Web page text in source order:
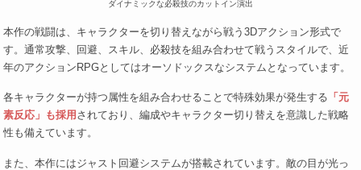
ダイナミックな必殺技のカットイン演出
本作の戦闘は、キャラクターを切り替えながら戦う3Dアクション形式で
す。通常攻撃、回避、スキル、必殺技を組み合わせて戦うスタイルで、近
年のアクションRPGとしてはオーソドックスなシステムとなっています。
各キャラクターが持つ属性を組み合わせることで特殊効果が発生する 「元
素反応」も採用 されており、編成やキャラクター切り替えを意識した戦略
性も備えています。
また、本作にはジャスト回避システムが搭載されています。敵の目が光っ